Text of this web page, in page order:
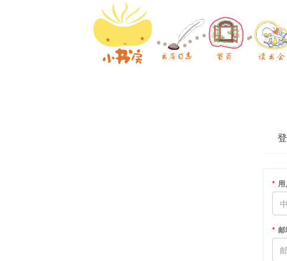
邮